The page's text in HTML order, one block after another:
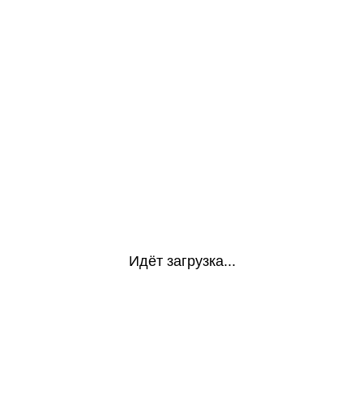
Идёт загрузка...